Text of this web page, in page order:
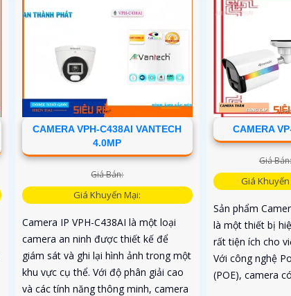
CAMERA VPH-C438AI VANTECH
4.0MP
Giá Bán:
Giá Khuyến Mại:
Camera IP VPH-C438AI là một loại
camera an ninh được thiết kế để
giám sát và ghi lại hình ảnh trong một
khu vực cụ thể. Với độ phân giải cao
và các tính năng thông minh, camera
CAMERA
Giá
Giá Khuyến
Sản phẩm
là một thiết bị
rất tiện ích cho
Với công nghệ
(POE), camera